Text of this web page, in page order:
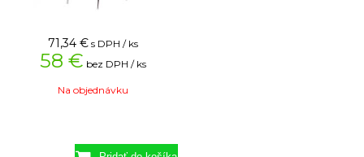
71,34 € s DPH / ks
58 € bez DPH / ks
Na objednávku